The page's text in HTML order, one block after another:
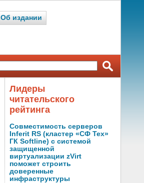
Об издании
Лидеры
читательского
рейтинга
Совместимость серверов
Inferit RS (кластер «СФ Тех»
ГК Softline) с системой
защищенной
виртуализации zVirt
поможет строить
доверенные
инфраструктуры